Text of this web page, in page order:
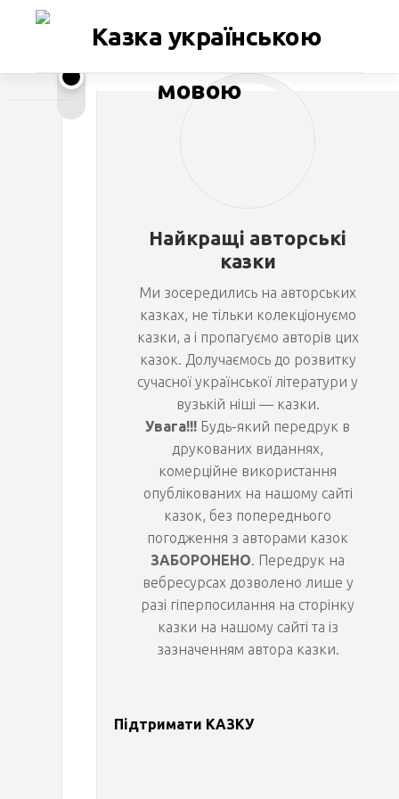
Перейти
б
л
е
н
а
т
і
н
ь
Найкращі авторські
казки
Ми зосередились на авторських
казках, не тільки колекціонуємо
казки, а і пропагуємо авторів цих
казок. Долучаємось до розвитку
сучасної української літератури у
вузькій ніші — казки.
Увага!!! Будь-який передрук в
друкованих виданнях,
комерційне використання
опублікованих на нашому сайті
казок, без попереднього
погодження з авторами казок
ЗАБОРОНЕНО. Передрук на
вебресурсах дозволено лише у
разі гіперпосилання на сторінку
казки на нашому сайті та із
зазначенням автора казки.
Підтримати КАЗКУ